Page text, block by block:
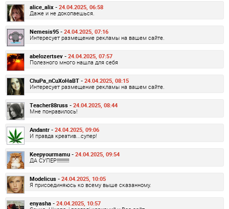
alice_alix - 24.04.2025, 06:58
Даже и не докопаешься.
Nemesis95 - 24.04.2025, 07:16
Интересует размещение рекламы на вашем сайте.
abelozertsev - 24.04.2025, 07:57
Полезного много нашла для себя
ChuPa_nCuXoHaBT - 24.04.2025, 08:15
Интересует размещение рекламы на вашем сайте.
Teacher88russ - 24.04.2025, 08:44
Мне понравилось!
Andantr - 24.04.2025, 09:06
И правда креатив...супер!
Keepyourmamu - 24.04.2025, 09:54
ДА СУПЕР!!!!!!!!!!!!
Modelicus - 24.04.2025, 10:05
Я присоединяюсь ко всему выше сказанному.
enyasha - 24.04.2025, 10:57